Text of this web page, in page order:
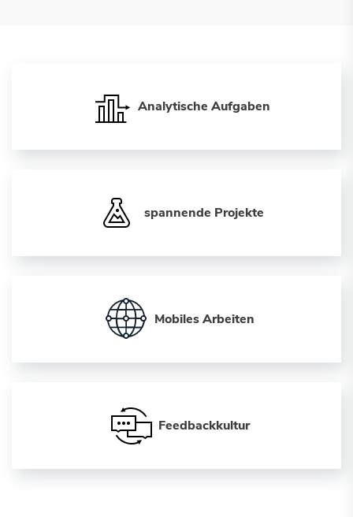
Analytische Aufgaben
spannende Projekte
Mobiles Arbeiten
Feedbackkultur